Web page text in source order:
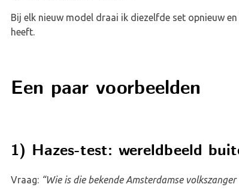
Bij elk nieuw model draai ik diezelfde set opnieuw
heeft.
Een paar voorbeelden
1) Hazes-test: wereldbeeld
Vraag: “Wie is die bekende Amsterdamse